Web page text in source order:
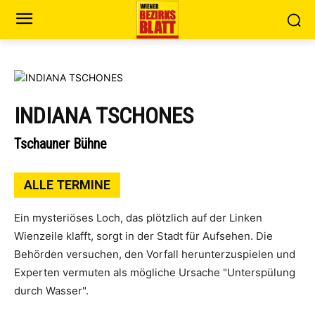
INDIANA TSCHONES
Tschauner Bühne
ALLE TERMINE
Ein mysteriöses Loch, das plötzlich auf der Linken
Wienzeile klafft, sorgt in der Stadt für Aufsehen. Die
Behörden versuchen, den Vorfall herunterzuspielen und
Experten vermuten als mögliche Ursache "Unterspülung
durch Wasser".